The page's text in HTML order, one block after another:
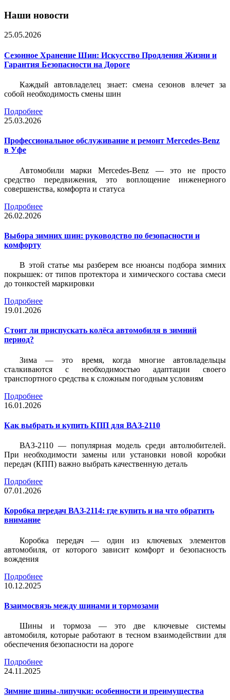
Наши новости
25.05.2026
Сезонное Хранение Шин: Искусство Продления Жизни и
Гарантия Безопасности на Дороге
Каждый автовладелец знает: смена сезонов влечет за
собой необходимость смены шин
Подробнее
25.03.2026
Профессиональное обслуживание и ремонт Mercedes-Benz
в Уфе
Автомобили марки Mercedes-Benz — это не просто
средство передвижения, это воплощение инженерного
совершенства, комфорта и статуса
Подробнее
26.02.2026
Выбора зимних шин: руководство по безопасности и
комфорту
В этой статье мы разберем все нюансы подбора зимних
покрышек: от типов протектора и химического состава смеси
до тонкостей маркировки
Подробнее
19.01.2026
Стоит ли приспускать колёса автомобиля в зимний
период?
Зима — это время, когда многие автовладельцы
сталкиваются с необходимостью адаптации своего
транспортного средства к сложным погодным условиям
Подробнее
16.01.2026
Как выбрать и купить КПП для ВАЗ-2110
ВАЗ-2110 — популярная модель среди автолюбителей.
При необходимости замены или установки новой коробки
передач (КПП) важно выбрать качественную деталь
Подробнее
07.01.2026
Коробка передач ВАЗ-2114: где купить и на что обратить
внимание
Коробка передач — один из ключевых элементов
автомобиля, от которого зависит комфорт и безопасность
вождения
Подробнее
10.12.2025
Взаимосвязь между шинами и тормозами
Шины и тормоза — это две ключевые системы
автомобиля, которые работают в тесном взаимодействии для
обеспечения безопасности на дороге
Подробнее
24.11.2025
Зимние шины-липучки: особенности и преимущества